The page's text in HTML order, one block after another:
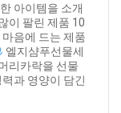
아이템을 소개
이 팔린 제품 10
음에 드는 제품
엘지샴푸선물세
리카락을 선물
과 영양이 담긴